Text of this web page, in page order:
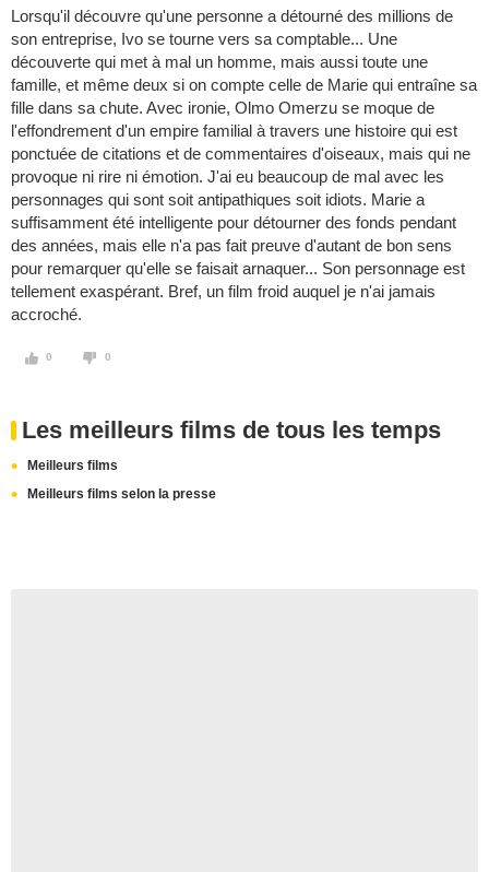
Lorsqu'il découvre qu'une personne a détourné des millions de
son entreprise, Ivo se tourne vers sa comptable... Une
découverte qui met à mal un homme, mais aussi toute une
famille, et même deux si on compte celle de Marie qui entraîne sa
fille dans sa chute. Avec ironie, Olmo Omerzu se moque de
l'effondrement d'un empire familial à travers une histoire qui est
ponctuée de citations et de commentaires d'oiseaux, mais qui ne
provoque ni rire ni émotion. J'ai eu beaucoup de mal avec les
personnages qui sont soit antipathiques soit idiots. Marie a
suffisamment été intelligente pour détourner des fonds pendant
des années, mais elle n'a pas fait preuve d'autant de bon sens
pour remarquer qu'elle se faisait arnaquer... Son personnage est
tellement exaspérant. Bref, un film froid auquel je n'ai jamais
accroché.
0 0
Les meilleurs films de tous les temps
Meilleurs films
Meilleurs films selon la presse